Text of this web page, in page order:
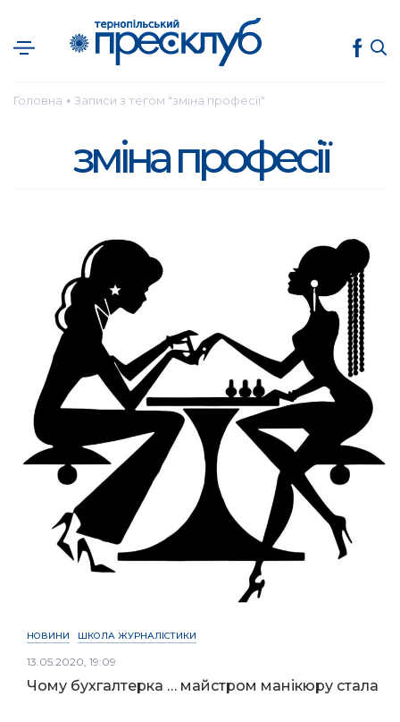
Головна ● Записи з тегом "зміна професії"
зміна професії
НОВИНИ ШКОЛА ЖУРНАЛІСТИКИ
13.05.2020, 19:09
Чому бухгалтерка … майстром манікюру стала